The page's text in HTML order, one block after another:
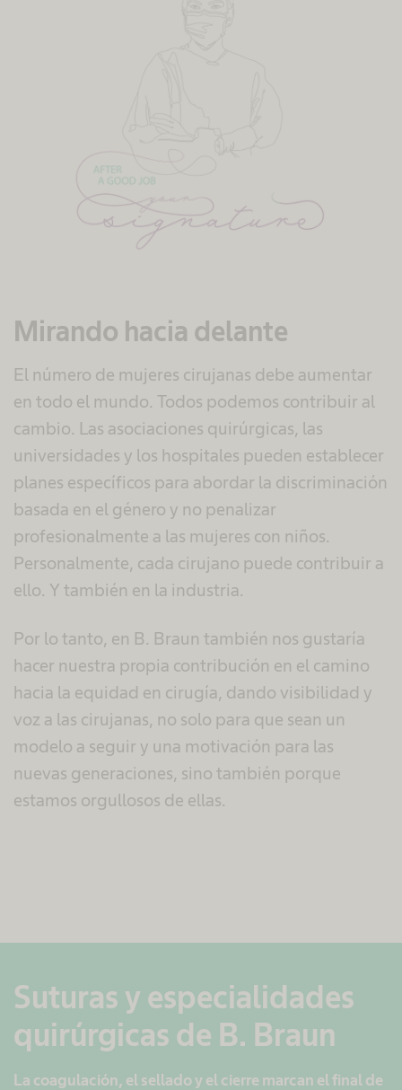
Mirando hacia delante
El número de mujeres cirujanas debe aumentar
en todo el mundo. Todos podemos contribuir al
cambio. Las asociaciones quirúrgicas, las
universidades y los hospitales pueden establecer
planes específicos para abordar la discriminación
basada en el género y no penalizar
profesionalmente a las mujeres con niños.
Personalmente, cada cirujano puede contribuir a
ello. Y también en la industria.
Por lo tanto, en B. Braun también nos gustaría
hacer nuestra propia contribución en el camino
hacia la equidad en cirugía, dando visibilidad y
voz a las cirujanas, no solo para que sean un
modelo a seguir y una motivación para las
nuevas generaciones, sino también porque
estamos orgullosos de ellas.
Suturas y especialidades
quirúrgicas de B. Braun
La coagulación, el sellado y el cierre marcan el final de